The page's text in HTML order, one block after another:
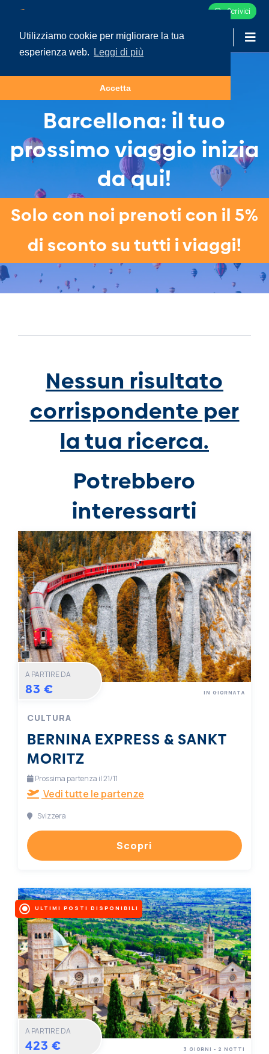
Utilizziamo cookie per migliorare la tua
esperienza web.
Leggi di più
Accetta
Scrivici
Tour e Vacanze in
Barcellona: il tuo
prossimo viaggio inizia
da qui!
Solo con noi prenoti con il 5%
di sconto su tutti i viaggi!
Nessun risultato
corrispondente per
la tua ricerca.
Potrebbero
interessarti
A PARTIRE DA
83 €
CULTURA
BERNINA EXPRESS & SANKT
MORITZ
IN GIORNATA
Prossima partenza il 21/11
Vedi tutte le partenze
Svizzera
Scopri
ULTIMI POSTI DISPONIBILI
A PARTIRE DA
423 € 3 GIORNI - 2 NOTTI